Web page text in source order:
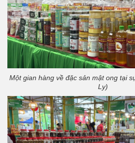
Một gian hàng về đặc sản mật ong tại
Ly)